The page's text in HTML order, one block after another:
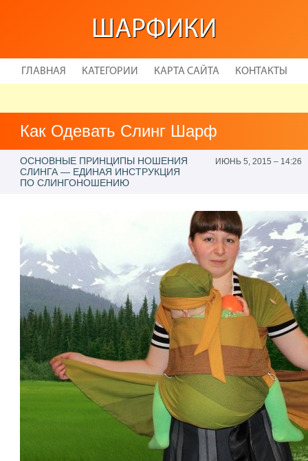
ШАРФИКИ
ГЛАВНАЯ КАТЕГОРИИ КАРТА САЙТА КОНТАКТЫ
Как Одевать Слинг Шарф
ОСНОВНЫЕ ПРИНЦИПЫ НОШЕНИЯ
СЛИНГА — ЕДИНАЯ ИНСТРУКЦИЯ
ПО СЛИНГОНОШЕНИЮ
ИЮНЬ 5, 2015 – 14:26